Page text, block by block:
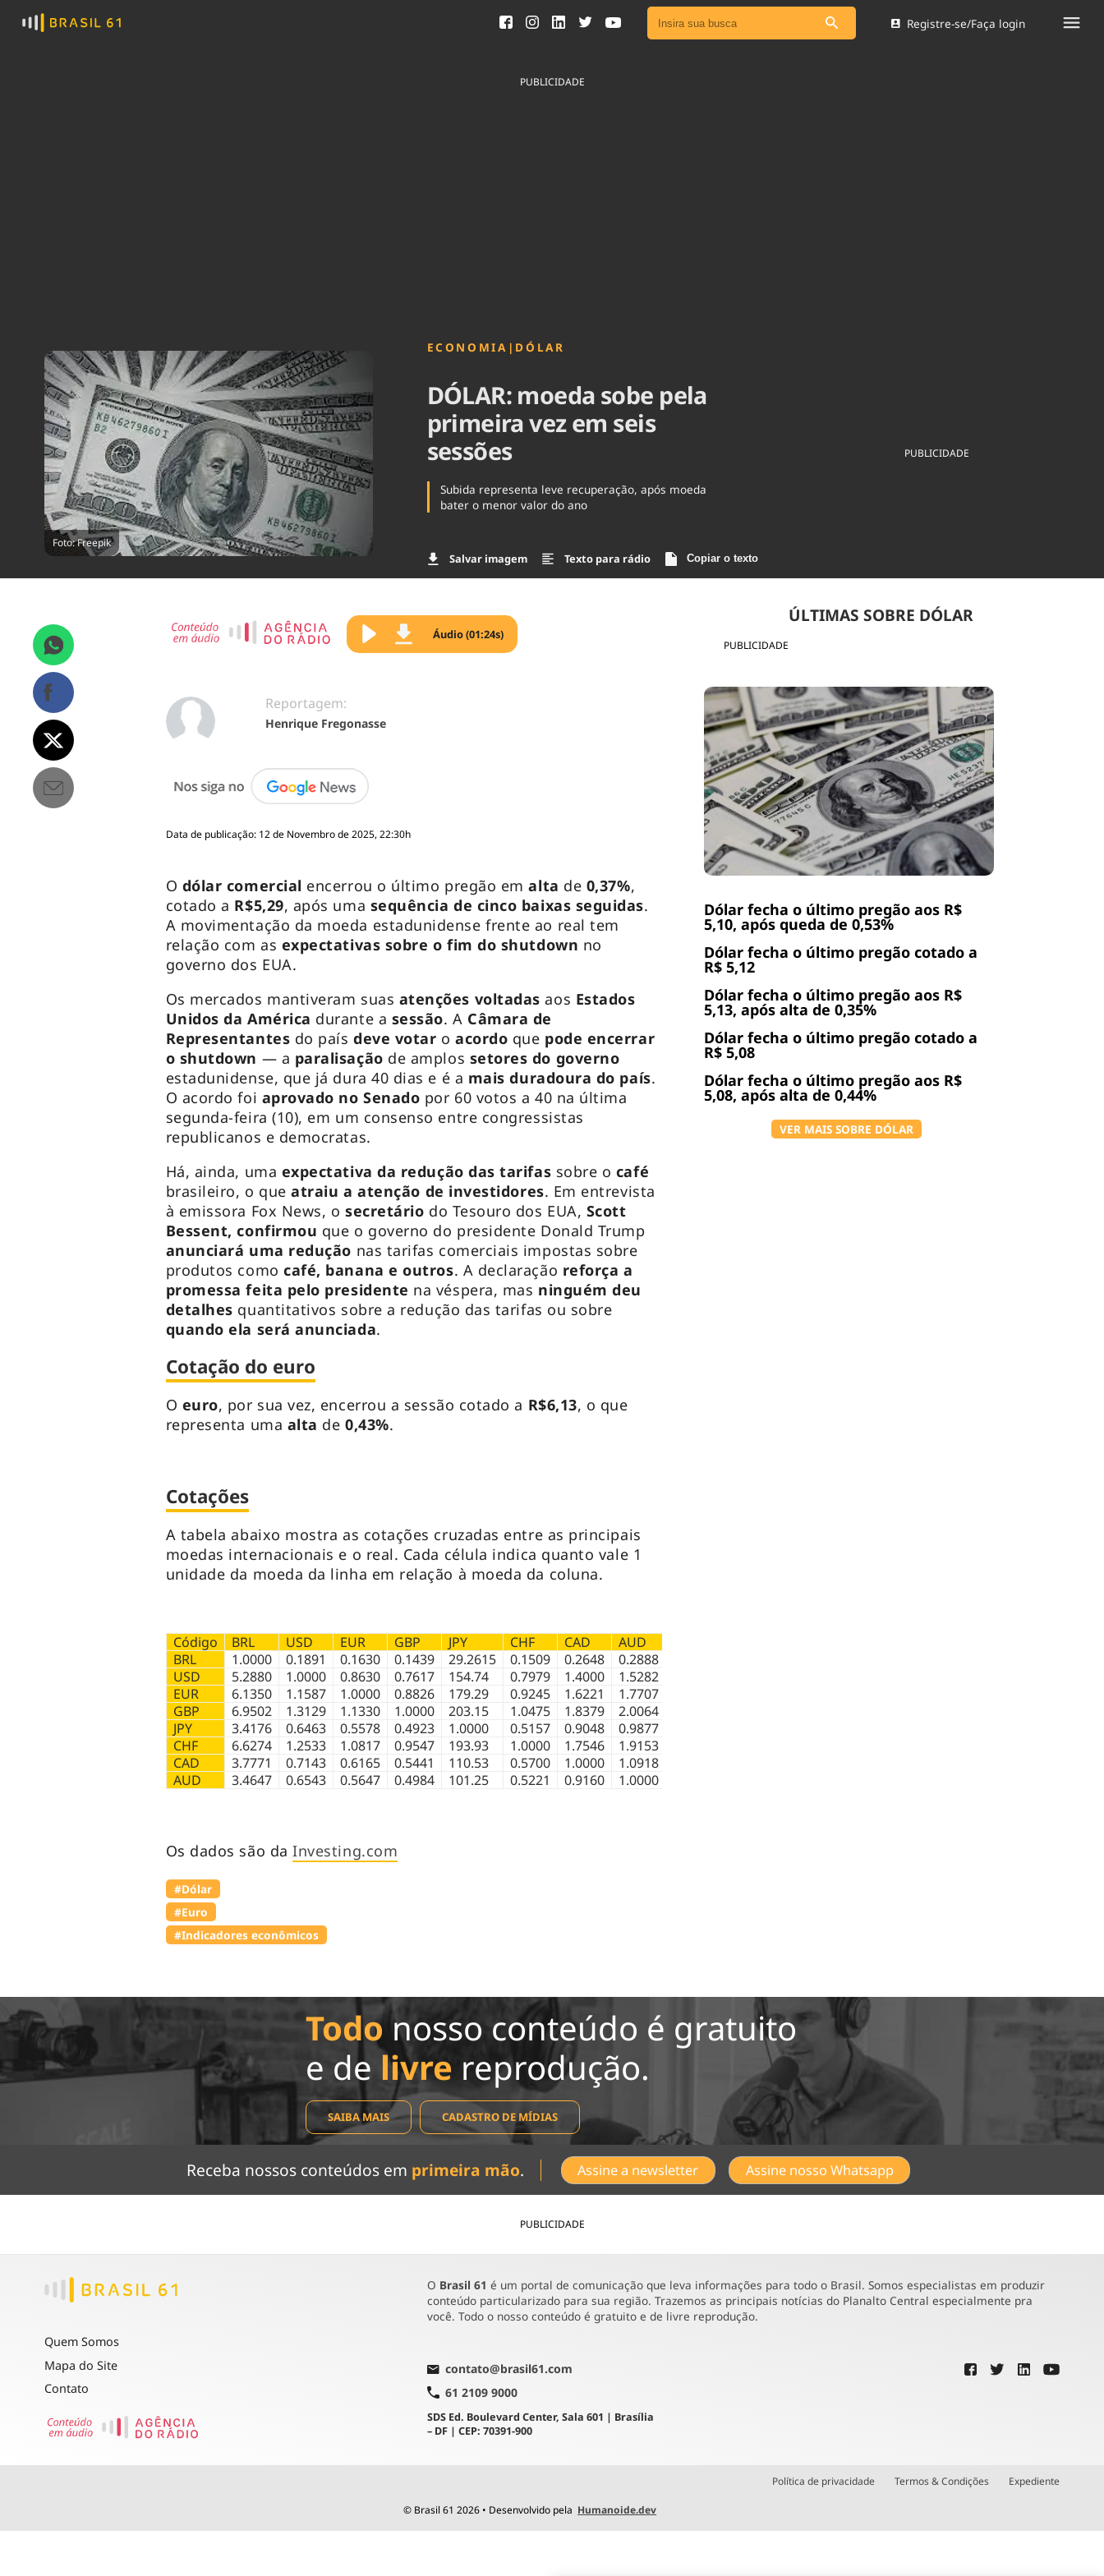
Ver todas as notícias
Agronegócios
Brasil
Registre-se/Faça login
PUBLICIDADE
Foto: Freepik
ECONOMIA | DÓLAR
DÓLAR: moeda sobe pela
primeira vez em seis
sessões
Subida representa leve recuperação, após moeda
bater o menor valor do ano
Salvar imagem Texto para rádio Copiar o texto
PUBLICIDADE
PUBLICIDADE
ÚLTIMAS SOBRE DÓLAR
Dólar fecha o último pregão aos R$
5,10, após queda de 0,53%
Dólar fecha o último pregão cotado a
R$ 5,12
Dólar fecha o último pregão aos R$
5,13, após alta de 0,35%
Dólar fecha o último pregão cotado a
R$ 5,08
Dólar fecha o último pregão aos R$
5,08, após alta de 0,44%
VER MAIS SOBRE DÓLAR
Áudio (01:24s)
Reportagem:
Henrique Fregonasse
Data de publicação: 12 de Novembro de 2025, 22:30h
O dólar comercial encerrou o último pregão emalta de 0,37%,
cotado a R$5,29, após uma sequência de cinco baixas seguidas.
A movimentação da moeda estadunidense frente ao real tem
relação com as expectativas sobre o fim do shutdown no
governo dos EUA.
Os mercados mantiveram suas atenções voltadas aos Estados
Unidos da América durante a sessão. A Câmara de
Representantes do paísdeve votar oacordo que pode encerrar
o shutdown — a paralisação de amplos setores do governo
estadunidense, que já dura 40 dias e é a mais duradoura do país.
O acordo foi aprovado no Senado por 60 votos a 40 na última
segunda-feira (10), em um consenso entre congressistas
republicanos e democratas.
Há, ainda, uma expectativa da redução das tarifas sobre o café
brasileiro, o queatraiu a atenção de investidores. Em entrevista
à emissora Fox News, osecretário do Tesouro dos EUA, Scott
Bessent, confirmou que o governo do presidente Donald Trump
anunciará uma redução nas tarifas comerciais impostas sobre
produtos comocafé, banana e outros. A declaração reforça a
promessa feita pelo presidente na véspera, mas ninguém deu
detalhes quantitativos sobre a redução das tarifas ou sobre
quando ela será anunciada.
Cotação do euro
O euro, por sua vez, encerrou a sessão cotado a R$6,13, o que
representa uma alta de0,43%.
Cotações
A tabela abaixo mostra as cotações cruzadas entre as principais
moedas internacionais e o real. Cada célula indica quanto vale 1
unidade da moeda da linha em relação à moeda da coluna.
Código BRL USD EUR GBP JPY CHF CAD
AUD
BRL
1.0000 0.1891 0.1630 0.1439 29.2615 0.1509 0.2648
0.2888
USD
5.2880 1.0000 0.8630 0.7617 154.74 0.7979 1.4000
1.5282
EUR
6.1350 1.1587 1.0000 0.8826 179.29 0.9245 1.6221
1.7707
GBP
6.9502 1.3129 1.1330 1.0000 203.15 1.0475 1.8379
2.0064
JPY
3.4176 0.6463 0.5578 0.4923 1.0000 0.5157 0.9048
0.9877
CHF
6.6274 1.2533 1.0817 0.9547 193.93 1.0000 1.7546
1.9153
CAD
3.7771 0.7143 0.6165 0.5441 110.53 0.5700 1.0000
1.0918
AUD
3.4647 0.6543 0.5647 0.4984 101.25 0.5221 0.9160 1.0000
Os dados são daInvesting.com
#Dólar
#Euro
#Indicadores econômicos
Todonosso conteúdo é gratuito
e de livre reprodução.
SAIBA MAIS CADASTRO DE MÍDIAS
Receba nossos conteúdos em primeira mão. Assine a newsletter Assine nosso Whatsapp
PUBLICIDADE
Quem Somos
Mapa do Site
Contato
O Brasil 61 é um portal de comunicação que leva informações para todo o Brasil. Somos especialistas em produzir
conteúdo particularizado para sua região. Trazemos as principais notícias do Planalto Central especialmente pra
você. Todo o nosso conteúdo é gratuito e de livre reprodução.
contato@brasil61.com
61 2109 9000
SDS Ed. Boulevard Center, Sala 601 | Brasília
– DF | CEP: 70391-900
Política de privacidade Termos & Condições Expediente
© Brasil 61 2026 • Desenvolvido pela Humanoide.dev